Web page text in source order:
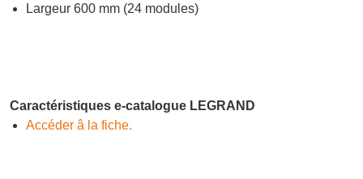
Largeur 600 mm (24 modules)
Caractéristiques e-catalogue LEGRAND
Accéder â la fiche.